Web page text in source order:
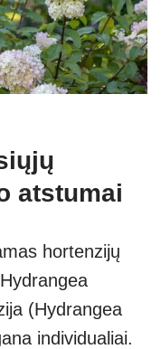
atstumai
hortenzijų
(Hydrangea
individualiai.